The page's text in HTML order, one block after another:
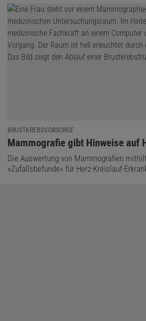
BRUSTKREBSVORSORGE
:
Mammografie gibt Hinweise auf
Die Auswertung von Mammografien
»Zufallsbefunde« für Herz-Kreislauf-